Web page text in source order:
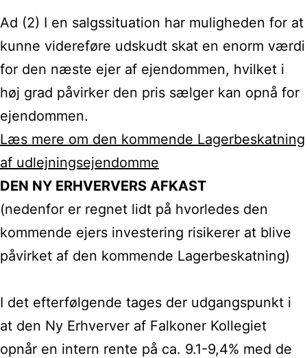
Ad (2) I en salgssituation har muligheden for at
kunne videreføre udskudt skat en enorm værdi
for den næste ejer af ejendommen, hvilket i
høj grad påvirker den pris sælger kan opnå for
ejendommen.
Læs mere om den kommende Lagerbeskatning
af udlejningsejendomme
DEN NY ERHVERVERS AFKAST
(nedenfor er regnet lidt på hvorledes den
kommende ejers investering risikerer at blive
påvirket af den kommende Lagerbeskatning)
I det efterfølgende tages der udgangspunkt i
at den Ny Erhverver af Falkoner Kollegiet
opnår en intern rente på ca. 9.1-9,4% med de